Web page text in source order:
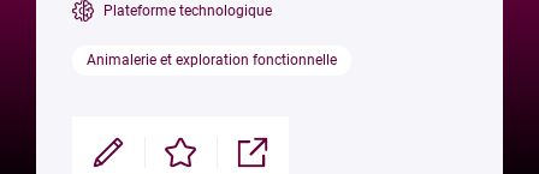
Plateforme technologique
Animalerie et exploration fonctionnelle
Modifier Enregistrer Partager